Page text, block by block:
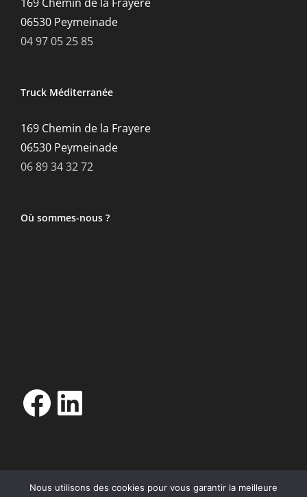
06530 Peymeinade
04 97 05 25 85
Truck Méditerranée
169 Chemin de la Frayere
06530 Peymeinade
06 89 34 32 72
Où sommes-nous ?
Nous utilisons des cookies pour vous garantir la meilleure